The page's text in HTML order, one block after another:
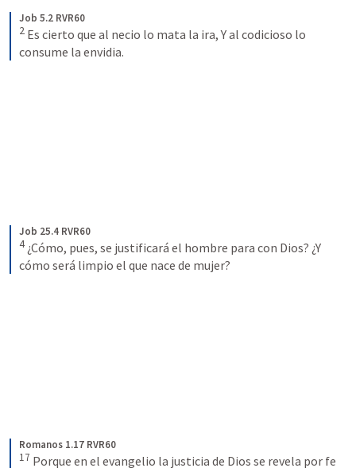
Job 5.2 RVR60
2 Es cierto que al necio lo mata la ira, Y al codicioso lo
consume la envidia.
Job 25.4 RVR60
4 ¿Cómo, pues, se justificará el hombre para con Dios? ¿Y
cómo será limpio el que nace de mujer?
Romanos 1.17 RVR60
17 Porque en el evangelio la justicia de Dios se revela por fe